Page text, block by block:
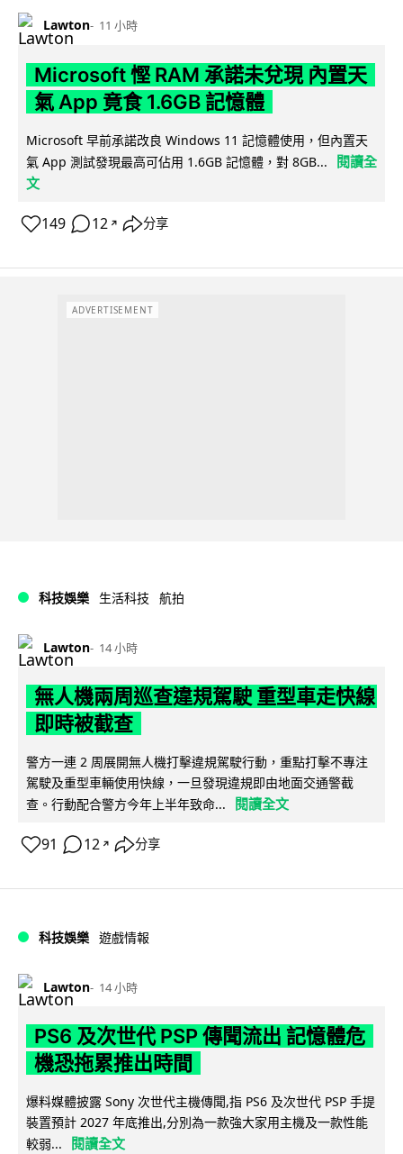
Lawton 11 小時
Microsoft 慳 RAM 承諾未兌現 內置天
氣 App 竟食 1.6GB 記憶體
Microsoft 早前承諾改良 Windows 11 記憶體使用，但內置天
氣 App 測試發現最高可佔用 1.6GB 記憶體，對 8GB...
閱讀全
文
149 12 ↗ 分享
ADVERTISEMENT
科技娛樂 生活科技 航拍
Lawton 14 小時
無人機兩周巡查違規駕駛 重型車走快線
即時被截查
警方一連 2 周展開無人機打擊違規駕駛行動，重點打擊不專注
駕駛及重型車輛使用快線，一旦發現違規即由地面交通警截
查。行動配合警方今年上半年致命...
閱讀全文
91 12 ↗ 分享
科技娛樂 遊戲情報
Lawton 14 小時
PS6 及次世代 PSP 傳聞流出 記憶體危
機恐拖累推出時間
爆料媒體披露 Sony 次世代主機傳聞,指 PS6 及次世代 PSP 手提
裝置預計 2027 年底推出,分別為一款強大家用主機及一款性能
較弱...
閱讀全文